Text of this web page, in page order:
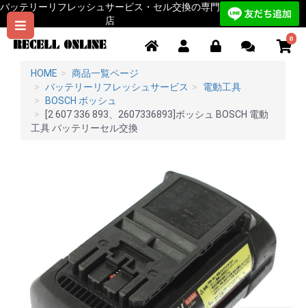
バッテリーリフレッシュサービス・セル交換の専門
店
0
HOME
商品一覧ページ
バッテリーリフレッシュサービス
電動工具
BOSCH ボッシュ
[2 607 336 893、2607336893]ボッシュ BOSCH 電動
工具 バッテリーセル交換